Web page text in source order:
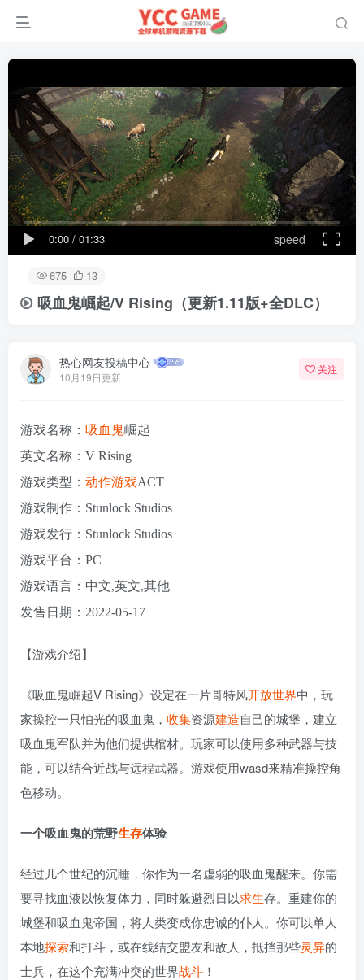
0:00 / 01:33 speed
675 13
吸血鬼崛起/V Rising （更新1.11版+全DLC）
热心网友投稿中心
10月19日更新
关注
游戏名称： 吸血鬼崛起
英文名称：V Rising
游戏类型： 动作游戏ACT
游戏制作：Stunlock Studios
游戏发行：Stunlock Studios
游戏平台：PC
游戏语言：中文,英文,其他
发售日期：2022-05-17
【游戏介绍】
《吸血鬼崛起V Rising》设定在一片哥特风开放世界中，玩
家操控一只怕光的吸血鬼， 收集资源建造自己的城堡，建立
吸血鬼军队并为他们提供棺材。玩家可以使用多种武器与技
能，可以结合近战与远程武器。游戏使用wasd来精准操控角
色移动。
一个吸血鬼的荒野生存体验
经过几个世纪的沉睡，你作为一名虚弱的吸血鬼醒来。你需
要寻找血液以恢复体力，同时躲避烈日以求生存。重建你的
城堡和吸血鬼帝国，将人类变成你忠诚的仆人。你可以单人
本地探索和打斗，或在线结交盟友和敌人，抵挡那些灵异的
士兵，在这个充满冲突的世界战斗 ！